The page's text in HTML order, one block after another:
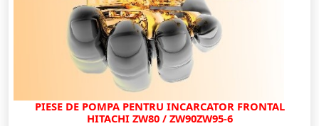
PIESE DE POMPA PENTRU INCARCATOR FRONTAL
HITACHI ZW80 / ZW90ZW95-6